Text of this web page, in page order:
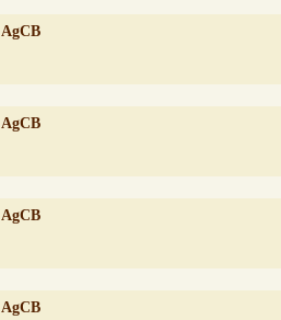
AgCB
AgCB
AgCB
AgCB